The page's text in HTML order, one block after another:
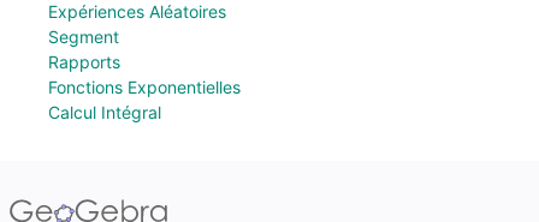
Expériences Aléatoires
Segment
Rapports
Fonctions Exponentielles
Calcul Intégral